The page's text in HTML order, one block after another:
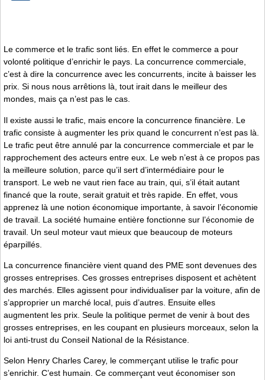
Le commerce et le trafic sont liés. En effet le commerce a pour
volonté politique d’enrichir le pays. La concurrence commerciale,
c’est à dire la concurrence avec les concurrents, incite à baisser les
prix. Si nous nous arrêtions là, tout irait dans le meilleur des
mondes, mais ça n’est pas le cas.
Il existe aussi le trafic, mais encore la concurrence financière. Le
trafic consiste à augmenter les prix quand le concurrent n’est pas là.
Le trafic peut être annulé par la concurrence commerciale et par le
rapprochement des acteurs entre eux. Le web n’est à ce propos pas
la meilleure solution, parce qu’il sert d’intermédiaire pour le
transport. Le web ne vaut rien face au train, qui, s’il était autant
financé que la route, serait gratuit et très rapide. En effet, vous
apprenez là une notion économique importante, à savoir l’économie
de travail. La société humaine entière fonctionne sur l’économie de
travail. Un seul moteur vaut mieux que beaucoup de moteurs
éparpillés.
La concurrence financière vient quand des PME sont devenues des
grosses entreprises. Ces grosses entreprises disposent et achètent
des marchés. Elles agissent pour individualiser par la voiture, afin de
s’approprier un marché local, puis d’autres. Ensuite elles
augmentent les prix. Seule la politique permet de venir à bout des
grosses entreprises, en les coupant en plusieurs morceaux, selon la
loi anti-trust du Conseil National de la Résistance.
Selon Henry Charles Carey, le commerçant utilise le trafic pour
s’enrichir. C’est humain. Ce commerçant veut économiser son